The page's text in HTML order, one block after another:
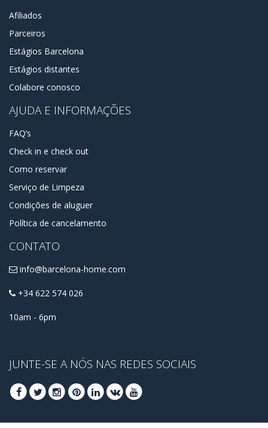
Afiliados
Parceiros
Estágios Barcelona
Estágios distantes
Colabore conosco
AJUDA E INFORMAÇÕES
FAQ’s
Check in e check out
Como reservar
Serviço de Limpeza
Condições de aluguer
Política de cancelamento
CONTATO
info@barcelona-home.com
+34 622 574 026
10am - 6pm
JUNTE-SE A NÓS NAS REDES SOCIAIS